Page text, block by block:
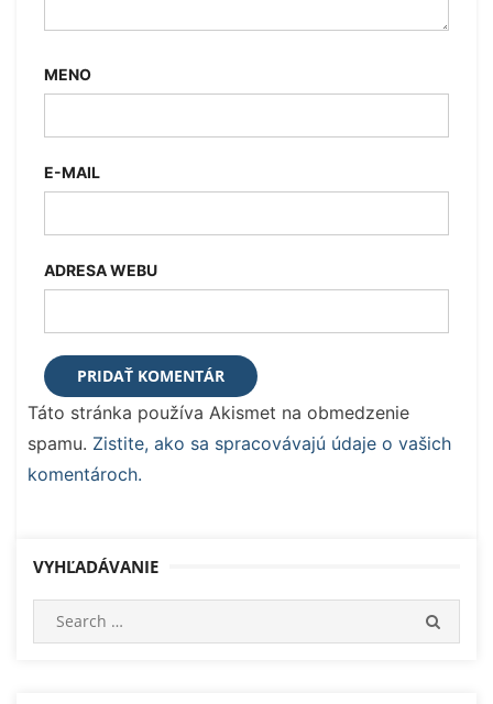
MENO
E-MAIL
ADRESA WEBU
Táto stránka používa Akismet na obmedzenie
spamu. Zistite, ako sa spracovávajú údaje o vašich
komentároch.
VYHĽADÁVANIE